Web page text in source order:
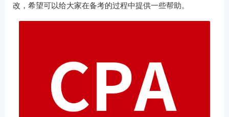
改，希望可以给大家在备考的过程中提供一些帮助。